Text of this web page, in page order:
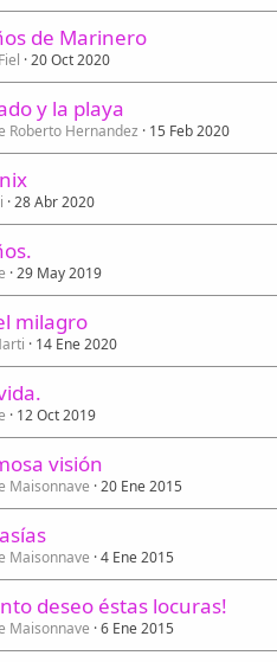
de Marinero
20 Oct 2020
y la playa
Roberto Hernandez 15 Feb 2020
28 Abr 2020
29 May 2019
milagro
14 Ene 2020
12 Oct 2019
visión
Maisonnave 20 Ene 2015
Maisonnave 4 Ene 2015
deseo éstas locuras!
Maisonnave 6 Ene 2015